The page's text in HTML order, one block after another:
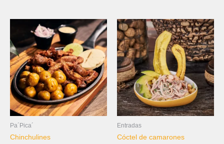
Pa´Pica´
Chinchulines
Entradas
Cóctel de camarones